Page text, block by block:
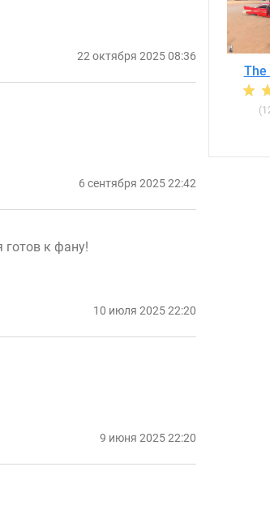
22 октября 2025 08:36
6 сентября 2025 22:42
готов к фану!
10 июля 2025 22:20
9 июня 2025 22:20
The